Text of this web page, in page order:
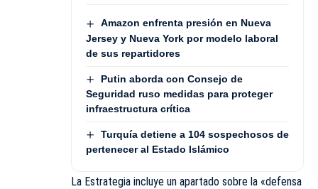
Amazon enfrenta presión en Nueva
Jersey y Nueva York por modelo laboral
de sus repartidores
Putin aborda con Consejo de
Seguridad ruso medidas para proteger
infraestructura crítica
Turquía detiene a 104 sospechosos de
pertenecer al Estado Islámico
La Estrategia incluye un apartado sobre la «defensa